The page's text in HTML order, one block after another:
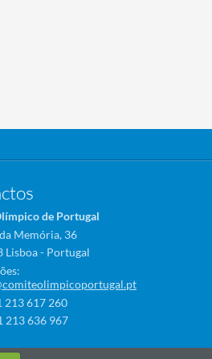
de Portugal
Memória, 36
Lisboa - Portugal
213 617 260
213 636 967